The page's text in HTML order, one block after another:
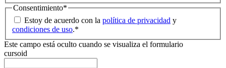
Consentimiento*
Estoy de acuerdo con la política de privacidad y
condiciones de uso.*
Este campo está oculto cuando se visualiza el formulario
cursoid